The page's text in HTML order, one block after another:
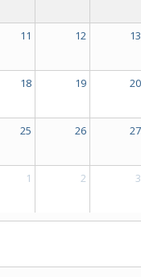
11 12 13
18 19 20
25 26 27
1 2 3